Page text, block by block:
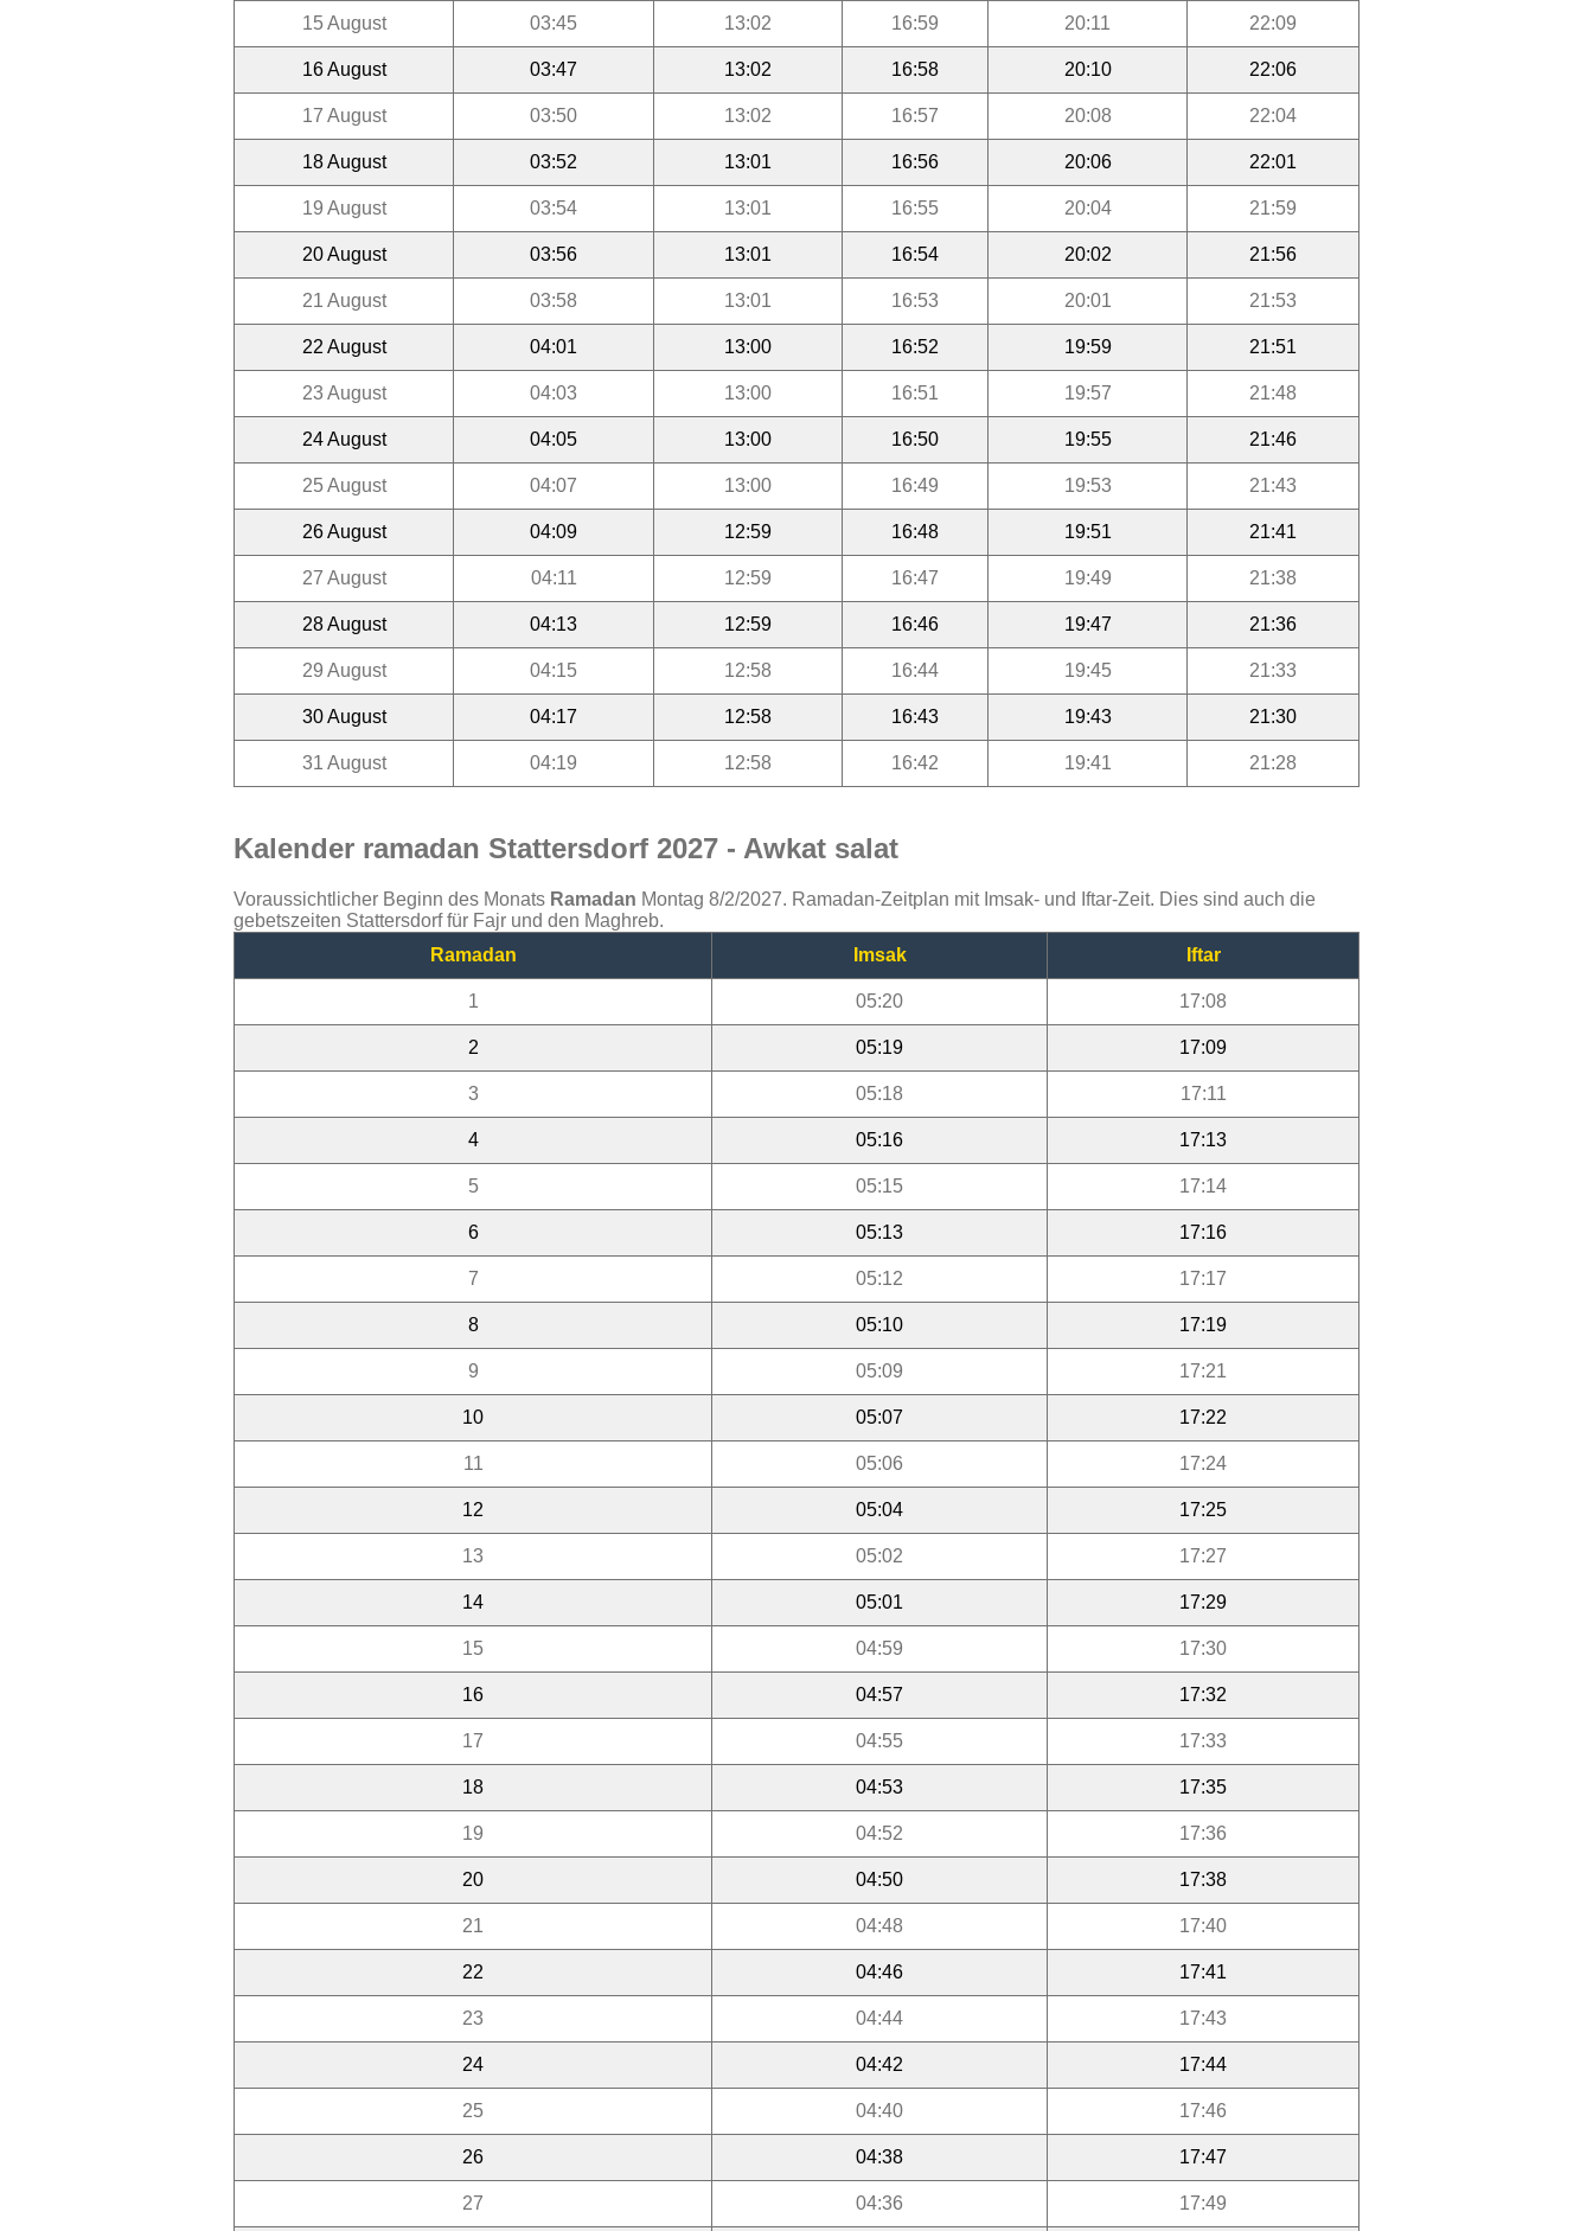
15 August 03:45 13:02 16:59 20:11 22:09
16 August 03:47 13:02 16:58 20:10 22:06
17 August 03:50 13:02 16:57 20:08 22:04
18 August 03:52 13:01 16:56 20:06 22:01
19 August 03:54 13:01 16:55 20:04 21:59
20 August 03:56 13:01 16:54 20:02 21:56
21 August 03:58 13:01 16:53 20:01 21:53
22 August 04:01 13:00 16:52 19:59 21:51
23 August 04:03 13:00 16:51 19:57 21:48
24 August 04:05 13:00 16:50 19:55 21:46
25 August 04:07 13:00 16:49 19:53 21:43
26 August 04:09 12:59 16:48 19:51 21:41
27 August 04:11 12:59 16:47 19:49 21:38
28 August 04:13 12:59 16:46 19:47 21:36
29 August 04:15 12:58 16:44 19:45 21:33
30 August 04:17 12:58 16:43 19:43 21:30
31 August 04:19 12:58 16:42 19:41 21:28
Kalender ramadan Stattersdorf 2027 - Awkat salat
Voraussichtlicher Beginn des Monats Ramadan Montag 8/2/2027. Ramadan-Zeitplan mit Imsak- und Iftar-Zeit. Dies sind auch die
gebetszeiten Stattersdorf für Fajr und den Maghreb.
Ramadan
Imsak Iftar
1 05:20 17:08
2 05:19 17:09
3 05:18 17:11
4 05:16 17:13
5 05:15 17:14
6 05:13 17:16
7 05:12 17:17
8 05:10 17:19
9 05:09 17:21
10 05:07 17:22
11 05:06 17:24
12 05:04 17:25
13 05:02 17:27
14 05:01 17:29
15 04:59 17:30
16 04:57 17:32
17 04:55 17:33
18 04:53 17:35
19 04:52 17:36
20 04:50 17:38
21 04:48 17:40
22 04:46 17:41
23 04:44 17:43
24 04:42 17:44
25 04:40 17:46
26 04:38 17:47
27 04:36 17:49